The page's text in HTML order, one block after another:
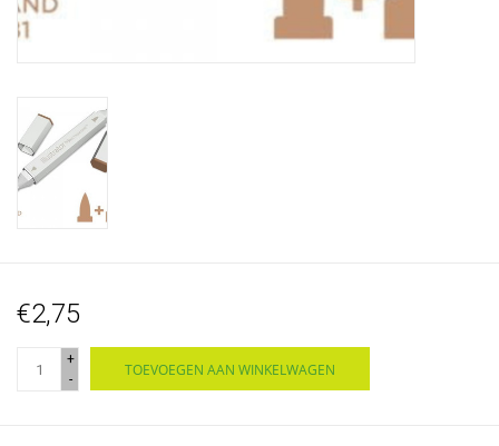
€2,75
+
-
TOEVOEGEN AAN WINKELWAGEN